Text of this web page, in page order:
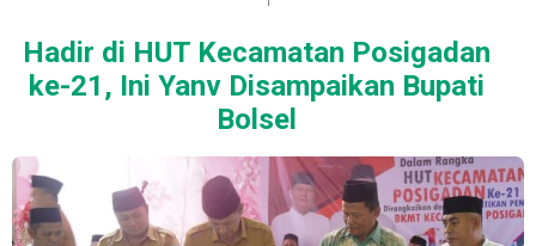
Hadir di HUT Kecamatan Posigadan
ke-21, Ini Yanv Disampaikan Bupati
Bolsel